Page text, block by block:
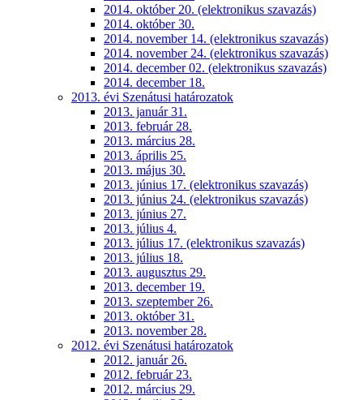
2014. október 20. (elektronikus szavazás)
2014. október 30.
2014. november 14. (elektronikus szavazás)
2014. november 24. (elektronikus szavazás)
2014. december 02. (elektronikus szavazás)
2014. december 18.
2013. évi Szenátusi határozatok
2013. január 31.
2013. február 28.
2013. március 28.
2013. április 25.
2013. május 30.
2013. június 17. (elektronikus szavazás)
2013. június 24. (elektronikus szavazás)
2013. június 27.
2013. július 4.
2013. július 17. (elektronikus szavazás)
2013. július 18.
2013. augusztus 29.
2013. december 19.
2013. szeptember 26.
2013. október 31.
2013. november 28.
2012. évi Szenátusi határozatok
2012. január 26.
2012. február 23.
2012. március 29.